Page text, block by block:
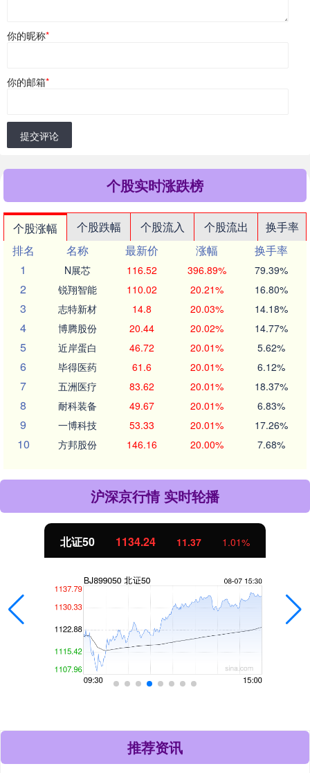
你的昵称*
你的邮箱*
提交评论
个股实时涨跌榜
个股涨幅 个股跌幅 个股流入 个股流出
换手率
排名
名称 最新价 涨幅
换手率
1
N展芯 116.52 396.89% 79.39%
2 锐翔智能 110.02 20.21% 16.80%
3 志特新材 14.8 20.03% 14.18%
4 博腾股份 20.44 20.02% 14.77%
5 近岸蛋白 46.72 20.01% 5.62%
6 毕得医药 61.6 20.01% 6.12%
7 五洲医疗 83.62 20.01% 18.37%
8 耐科装备 49.67 20.01% 6.83%
9 一博科技 53.33 20.01% 17.26%
10 方邦股份 146.16 20.00% 7.68%
沪深京行情 实时轮播
创业板指 3563.12 47.56
推荐资讯